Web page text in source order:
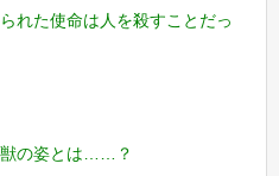
れた使命は人を殺すことだっ
獣の姿とは……？